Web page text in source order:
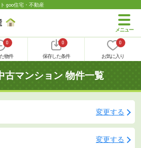
goo住宅・不動産
0
物件
0
保存した条件
0
お気に入り
古マンション 物件一覧
変更する
変更する